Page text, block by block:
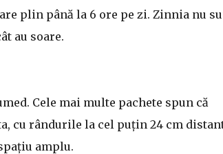
plin până la 6 ore pe zi. Zinnia nu
au soare.
Cele mai multe pachete spun că
cu rândurile la cel puțin 24 cm
amplu.